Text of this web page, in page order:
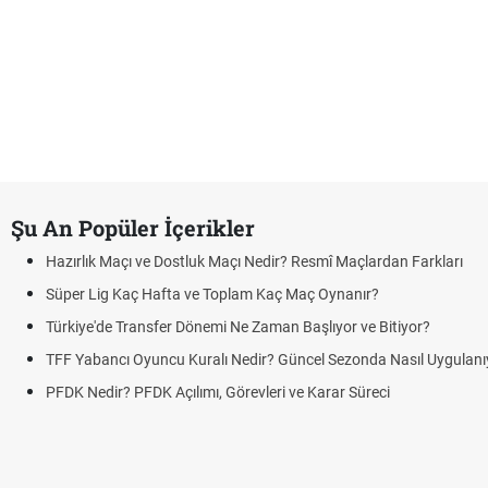
Şu An Popüler İçerikler
Hazırlık Maçı ve Dostluk Maçı Nedir? Resmî Maçlardan Farkları
Süper Lig Kaç Hafta ve Toplam Kaç Maç Oynanır?
Türkiye'de Transfer Dönemi Ne Zaman Başlıyor ve Bitiyor?
TFF Yabancı Oyuncu Kuralı Nedir? Güncel Sezonda Nasıl
PFDK Nedir? PFDK Açılımı, Görevleri ve Karar Süreci